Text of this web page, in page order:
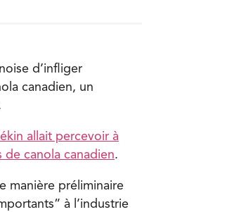
d’infliger
canadien, un
allait percevoir à
canola canadien.
manière préliminaire
à l’industrie